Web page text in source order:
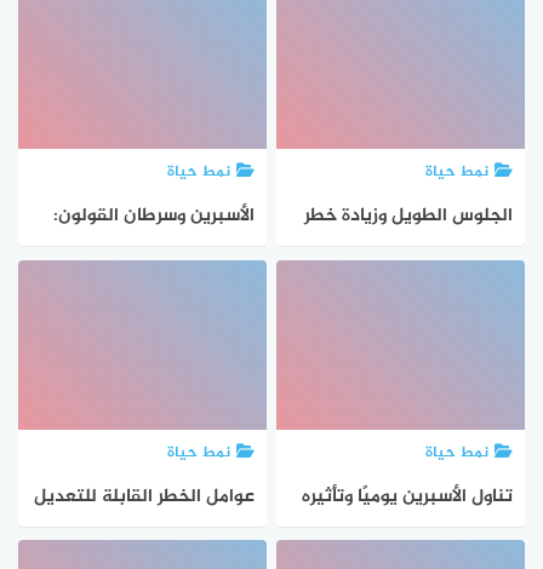
نمط حياة
الجلوس الطويل وزيادة خطر
السرطان: كيف تحمي
نمط حياة
الأسبرين وسرطان القولون:
مراجعة تحذر من المخاطر
نمط حياة
تناول الأسبرين يوميًا وتأثيره
على سرطان القولون
نمط حياة
عوامل الخطر القابلة للتعديل
للسرطان: الوقاية قبل فوات